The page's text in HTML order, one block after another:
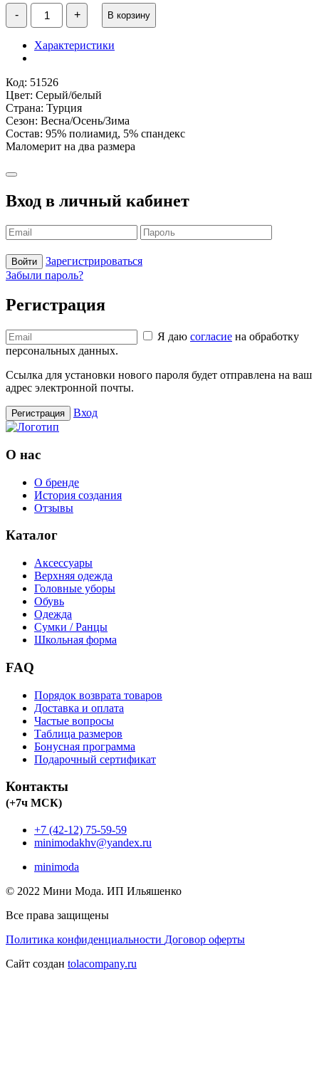
-
Количество
товара
Джемпер-
обманка
для
серый
WB
+ В корзину
Характеристики
Код: 51526
Цвет: Серый/белый
Страна: Турция
Сезон: Весна/Осень/Зима
Состав: 95% полиамид, 5% спандекс
Маломерит на два размера
Вход в личный кабинет
Войти
Зарегистрироваться
Забыли пароль?
Регистрация
Я даю согласие на обработку
персональных данных.
Ссылка для установки нового пароля будет отправлена ​​на ваш
адрес электронной почты.
Регистрация Вход
О нас
О бренде
История создания
Отзывы
Каталог
Аксессуары
Верхняя одежда
Головные уборы
Обувь
Одежда
Сумки / Ранцы
Школьная форма
FAQ
Порядок возврата товаров
Доставка и оплата
Частые вопросы
Таблица размеров
Бонусная программа
Подарочный сертификат
Контакты
(+7ч МСК)
+7 (42-12) 75-59-59
minimodakhv@yandex.ru
minimoda
© 2022 Мини Мода. ИП Ильяшенко
Все права защищены
Политика конфиденциальности Договор оферты
Сайт создан tolacompany.ru